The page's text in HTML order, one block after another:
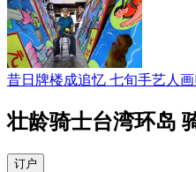
昔日牌楼成追忆 七旬手艺人画
壮龄骑士台湾环岛
订户